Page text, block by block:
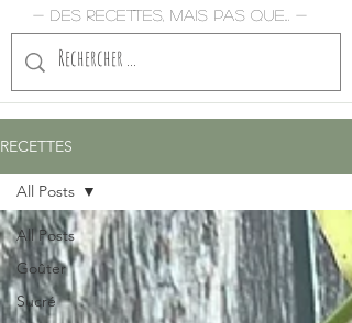
- Des recettes, mais pas que... -
RECETTES
All Posts
Goûter
Sucré
All Posts